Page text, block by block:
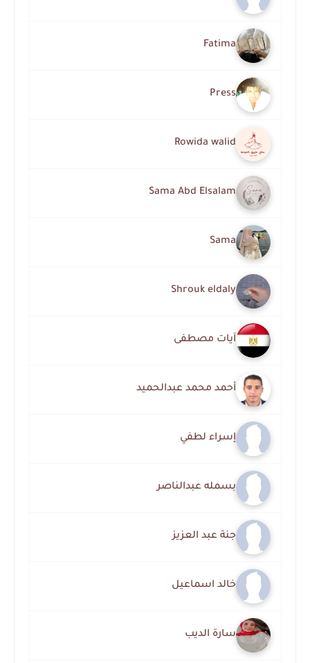
Fatima
Press
Rowida walid
Sama Abd Elsalam
Sama
Shrouk eldaly
آيات مصطفى
أحمد محمد عبدالحميد
إسراء لطفي
بسمله عبدالناصر
جنة عبد العزيز
خالد اسماعيل
سارة الديب